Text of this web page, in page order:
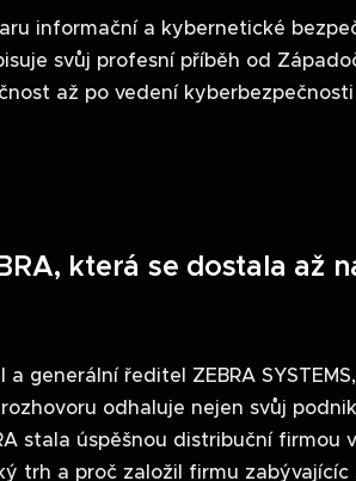
informační a kybernetické
svůj profesní příběh od
až po vedení kyberbezpečnosti
která se dostala až
generální ředitel ZEBRA
odhaluje nejen svůj
stala úspěšnou distribuční firmou
trh a proč založil firmu zabývajícíc